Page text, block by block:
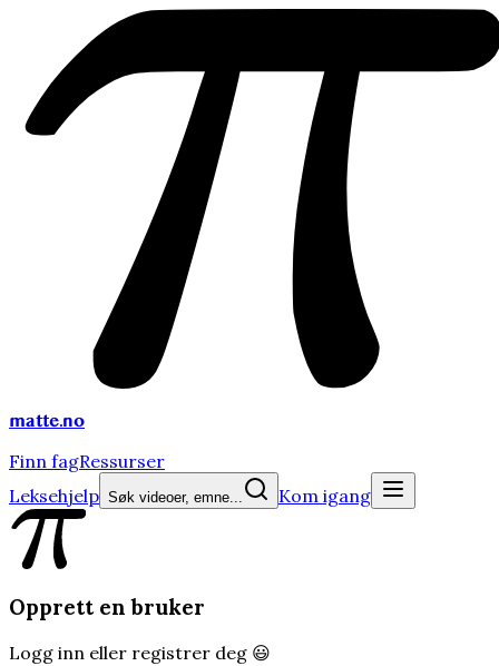
matte.no
Finn fagRessurser
Leksehjelp Søk videoer, emne... Kom igang
Opprett en bruker
Logg inn eller registrer deg 😃